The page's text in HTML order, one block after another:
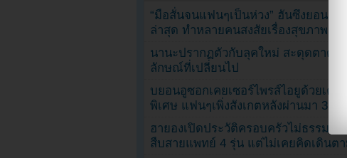
“มือสั่นจนแฟนๆเป็นห่วง” ฮันซึงยอนเผย
ล่าสุด ทำหลายคนสงสัยเรื่องสุขภาพ
นานะปรากฏตัวกับลุคใหม่ สะดุดตาด้วย
ลักษณ์ที่เปลี่ยนไป
บยอนอูซอกเคยเซอร์ไพรส์ไอยูด้วยเค้กสั่
พิเศษ แฟนๆเพิ่งสังเกตหลังผ่านมา 3 เดื
ฮายองเปิดประวัติครอบครัวไม่ธรรมดา
สืบสายแพทย์ 4 รุ่น แต่ไม่เคยคิดเดินต